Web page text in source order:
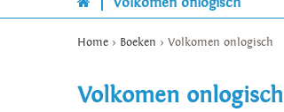
Home > Boeken > Volkomen onlogisch
Volkomen onlogisch